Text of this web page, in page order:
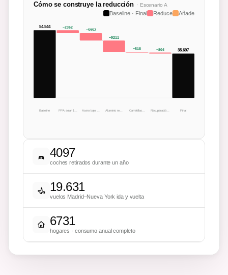
Cómo se construye la reducción · Escenario A
Baseline · Final Reduce Añade
Baseline
54.544
PPA solar 1…
−2362
Acero bajo …
−5952
Aluminio re…
−9211
Carretillas…
−518
Recuperació…
−804
Final
35.697
4097
coches retirados durante un año
19.631
vuelos Madrid–Nueva York ida y vuelta
6731
hogares · consumo anual completo